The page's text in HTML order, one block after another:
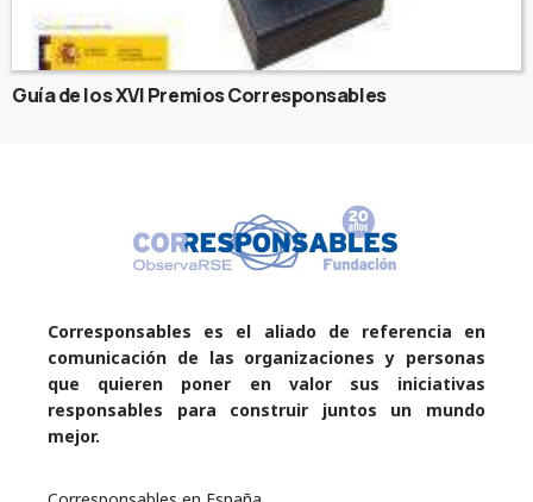
Guía de los XVI Premios Corresponsables
Corresponsables es el aliado de referencia en
comunicación de las organizaciones y personas
que quieren poner en valor sus iniciativas
responsables para construir juntos un mundo
mejor.